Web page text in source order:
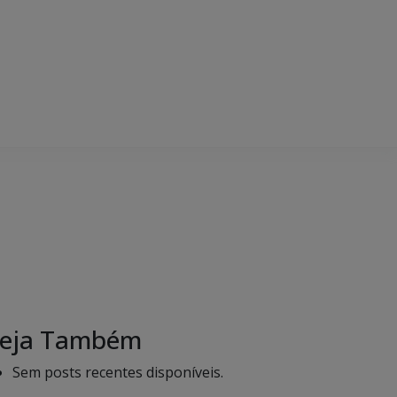
Também
Sem posts recentes disponíveis.